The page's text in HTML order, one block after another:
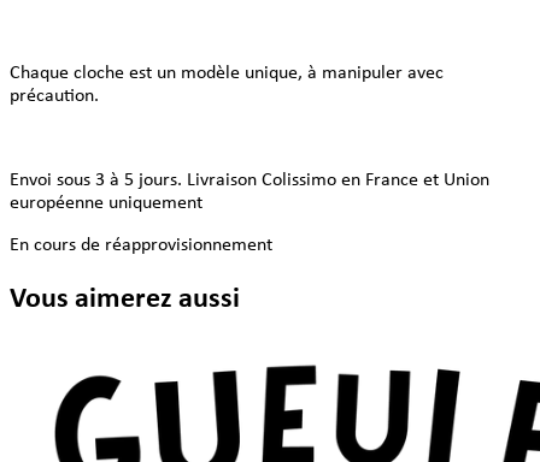
Chaque cloche est un modèle unique, à manipuler avec
précaution.
Envoi sous 3 à 5 jours. Livraison Colissimo en France et Union
européenne uniquement
En cours de réapprovisionnement
Vous aimerez aussi